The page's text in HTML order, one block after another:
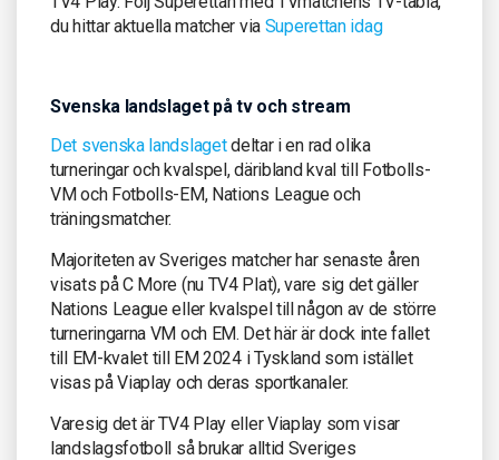
du hittar aktuella matcher via Superettan idag
Svenska landslaget på tv och stream
Det svenska landslagetdeltar i en rad olika
turneringar och kvalspel, däribland kval till Fotbolls-
VM och Fotbolls-EM, Nations League och
träningsmatcher.
Majoriteten av Sveriges matcher har senaste åren
visats på C More (nu TV4 Plat), vare sig det gäller
Nations League eller kvalspel till någon av de större
turneringarna VM och EM. Det här är dock inte fallet
till EM-kvalet till EM 2024 i Tyskland som istället
visas på Viaplay och deras sportkanaler.
Varesig det är TV4 Play eller Viaplay som visar
landslagsfotboll så brukar alltid Sveriges